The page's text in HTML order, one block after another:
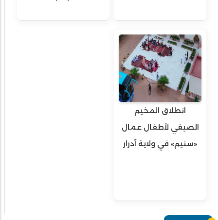
انطلاق المخيم
الصيفي لأطفال عمال
«سنيم» في ولاية آدرار